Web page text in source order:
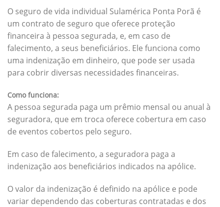
O seguro de vida individual Sulamérica Ponta Porã é
um contrato de seguro que oferece proteção
financeira à pessoa segurada, e, em caso de
falecimento, a seus beneficiários. Ele funciona como
uma indenização em dinheiro, que pode ser usada
para cobrir diversas necessidades financeiras.
Como funciona:
A pessoa segurada paga um prêmio mensal ou anual à
seguradora, que em troca oferece cobertura em caso
de eventos cobertos pelo seguro.
Em caso de falecimento, a seguradora paga a
indenização aos beneficiários indicados na apólice.
O valor da indenização é definido na apólice e pode
variar dependendo das coberturas contratadas e dos